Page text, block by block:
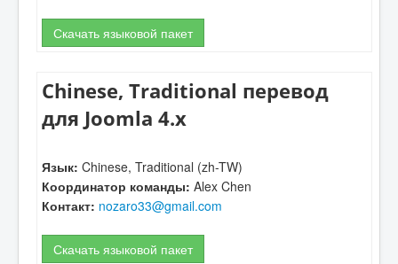
Скачать языковой пакет
Chinese, Traditional перевод
для Joomla 4.x
Язык: Chinese, Traditional (zh-TW)
Координатор команды: Alex Chen
Контакт: nozaro33@gmail.com
Скачать языковой пакет